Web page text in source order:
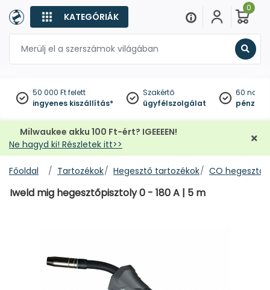
KATEGÓRIÁK
0
50 000 Ft felett
ingyenes kiszállítás*
Szakértő
ügyfélszolgálat
60
Milwaukee akku 100 Ft-ért? IGEEEEN!
Ne hagyd ki! Részletek itt>>
Főoldal Tartozékok Hegesztő tartozékok CO hegesztő
Iweld mig hegesztőpisztoly 0 - 180 A | 5 m